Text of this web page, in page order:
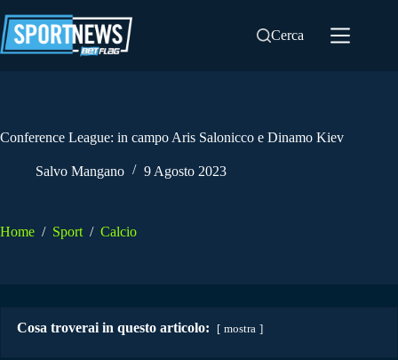
al
contenuto
Cerca
Conference League: in campo Aris Salonicco e Dinamo Kiev
Salvo Mangano 9 Agosto 2023
Home / Sport / Calcio
Cosa troverai in questo articolo: mostra